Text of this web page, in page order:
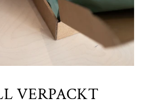
VERPACKT